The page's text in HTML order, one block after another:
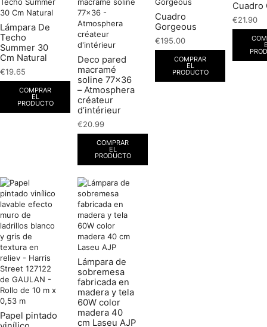
Lámpara De
Techo
Summer 30
Cm Natural
€19.65
COMPRAR
EL
PRODUCTO
Deco pared
macramé
soline 77×36
– Atmosphera
créateur
d’intérieur
€20.99
COMPRAR
EL
PRODUCTO
Cuadro
Gorgeous
€195.00
COMPRAR
EL
PRODUCTO
Cuadro
€21.90
Papel pintado
Lámpara de
sobremesa
fabricada en
madera y tela
60W color
madera 40
cm Laseu AJP